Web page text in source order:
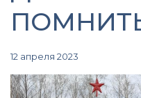
12 апреля 2023